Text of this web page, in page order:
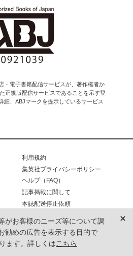
・電子書籍配信サービスが、著作権者か
正規版配信サービスであることを示す登
細、ABJマークを提示しているサービス
利用規約
集英社プライバシーポリシー
ヘルプ（FAQ）
記事掲載に関して
本誌配送停止依頼
がお客様のニーズ等について調
勧めの広告を表示する目的で
ます。詳しくはこちら